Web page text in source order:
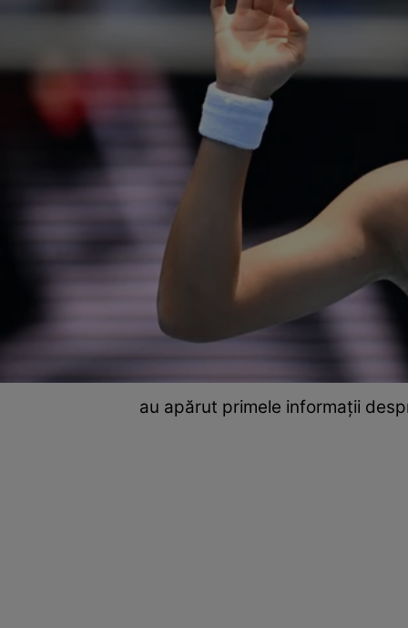
au apărut primele informații